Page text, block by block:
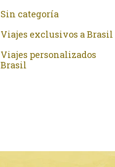
Sin categoría
Viajes exclusivos a Brasil
Viajes personalizados
Brasil